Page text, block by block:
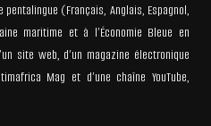
(Français, Anglais, Espagnol,
maritime et à l’Économie Bleue en
site web, d’un magazine électronique
Mag et d’une chaîne YouTube,